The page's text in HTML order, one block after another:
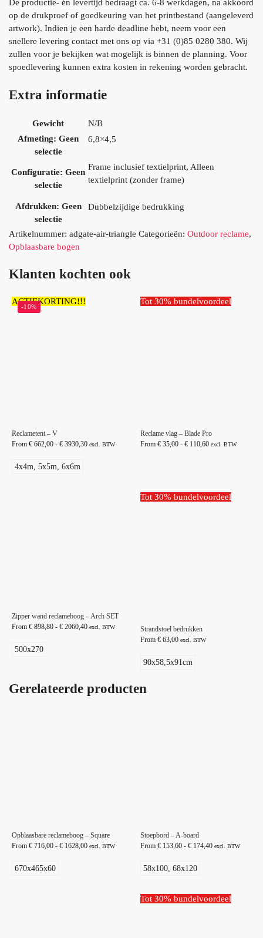
De productie- én levertijd bedraagt ca. 6-8 werkdagen, na akkoord
op de drukproef of goedkeuring van het printbestand (aangeleverd
artwork). Indien je een harde deadline hebt, neem voor een
snellere levering contact met ons op via +31 (0)85 0280 380. Wij
zullen voor je bekijken wat mogelijk is binnen de planning. Voor
spoedlevering kunnen extra kosten in rekening worden gebracht.
Extra informatie
Gewicht
N/B
Afmeting: Geen
selectie
6,8×4,5
Configuratie: Geen
selectie
Frame inclusief textielprint, Alleen
textielprint (zonder frame)
Afdrukken: Geen
selectie
Dubbelzijdige bedrukking
Artikelnummer: adgate-air-triangle Categorieën: Outdoor reclame,
Opblaasbare bogen
Klanten kochten ook
-10%
ACTIEKORTING!!!
Reclametent – V
From € 662,00 - € 3930,30 excl. BTW
4x4m, 5x5m, 6x6m
Tot 30% bundelvoordeel
Reclame vlag – Blade Pro
From € 35,00 - € 110,60 excl. BTW
Zipper wand reclameboog – Arch SET
From € 898,80 - € 2060,40 excl. BTW
500x270
Tot 30% bundelvoordeel
Strandstoel bedrukken
From € 63,00 excl. BTW
90x58,5x91cm
Gerelateerde producten
Opblaasbare reclameboog – Square
From € 716,00 - € 1628,00 excl. BTW
670x465x60
Stoepbord – A-board
From € 153,60 - € 174,40 excl. BTW
58x100, 68x120
Tot 30% bundelvoordeel